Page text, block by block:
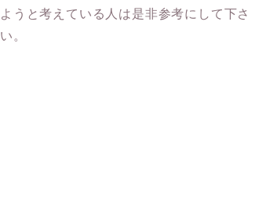
ようと考えている人は是非参考にして下さ
い。